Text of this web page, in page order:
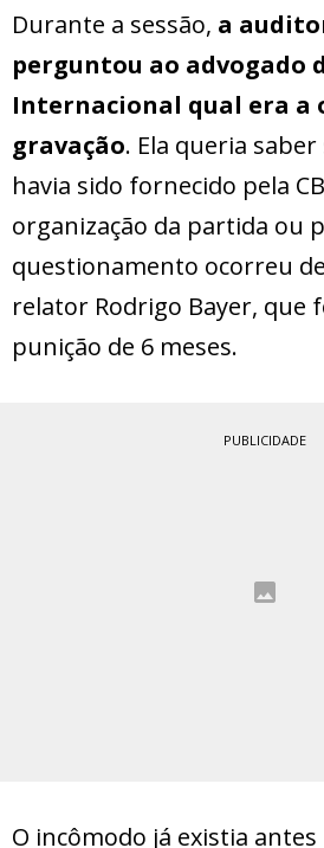
Durante a sessão, a
perguntou ao advogado
Internacional qual era a
gravação. Ela queria
havia sido fornecido pela
organização da partida ou
questionamento ocorreu
relator Rodrigo Bayer, que
punição de 6 meses.
PUBLICIDADE
O incômodo já existia